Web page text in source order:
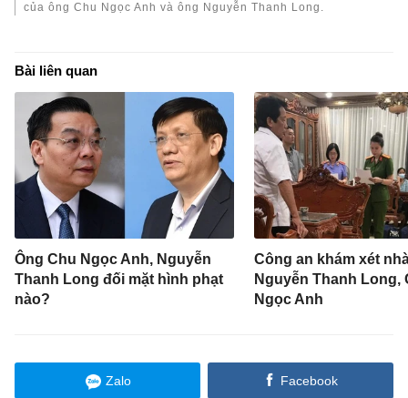
của ông Chu Ngọc Anh và ông Nguyễn Thanh Long.
Bài liên quan
Ông Chu Ngọc Anh, Nguyễn
Thanh Long đối mặt hình phạt
nào?
Công an khám xét
Nguyễn Thanh Long,
Ngọc Anh
Zalo Facebook